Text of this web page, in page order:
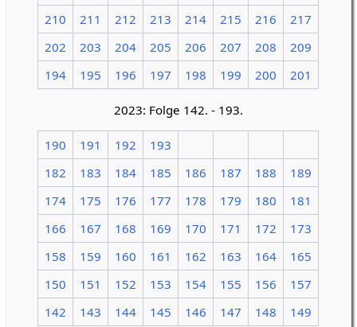
210
211 212 213 214 215 216
217
202
203 204 205 206 207 208
209
194
195 196 197 198 199 200 201
2023: Folge 142. - 193.
190 191 192
193
182
183 184 185 186 187 188
189
174
175 176 177 178 179 180
181
166
167 168 169 170 171 172
173
158
159 160 161 162 163 164
165
150
151 152 153 154 155 156
157
142
143 144 145 146 147 148 149